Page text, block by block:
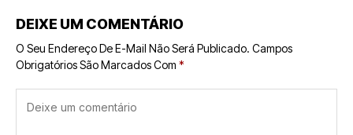
DEIXE UM COMENTÁRIO
O Seu Endereço De E-Mail Não Será Publicado. Campos
Obrigatórios São Marcados Com *